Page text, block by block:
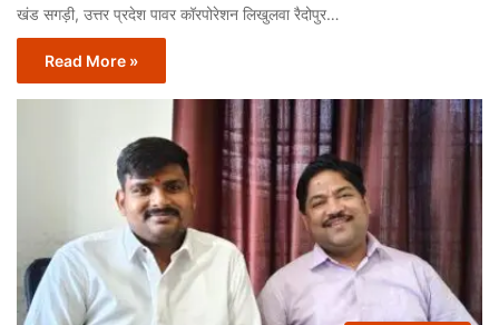
खंड सगड़ी, उत्तर प्रदेश पावर कॉरपोरेशन लिखुलवा रैदोपुर…
Read More »